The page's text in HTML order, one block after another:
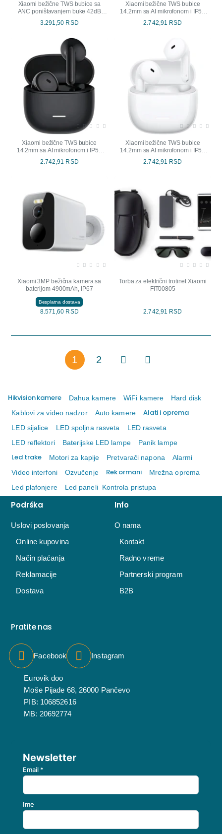
Xiaomi bežične TWS bubice sa
ANC poništavanjem buke 42dB
bele
3.291,50 RSD
Xiaomi bežične TWS bubice
14.2mm sa AI mikrofonom i IP54
plave
2.742,91 RSD
Xiaomi bežične TWS bubice
14.2mm sa AI mikrofonom i IP54
2.742,91 RSD
Xiaomi bežične TWS bubice
14.2mm sa AI mikrofonom i IP54
2.742,91 RSD
Xiaomi 3MP bežična kamera sa
baterijom 4900mAh, IP67
Besplatna dostava
8.571,60 RSD
Torba za električni trotinet Xiaomi
FIT00805
2.742,91 RSD
1 2
Hikvision kamere Dahua kamere WiFi kamere
Hard disk
Kablovi za video nadzor
Auto kamere Alati i oprema
LED sijalice LED spoljna rasveta
LED rasveta
LED reflektori
Baterijske LED lampe Panik lampe
Led trake Motori za kapije Pretvarači napona
Alarmi
Video interfoni
Ozvučenje Rek ormani
Mrežna oprema
Led plafonjere
Led paneli Kontrola pristupa
Podrška
Uslovi poslovanja
Online kupovina
Način plaćanja
Reklamacije
Dostava
Info
O nama
Kontakt
Radno vreme
Partnerski program
B2B
Pratite nas
Facebook Instagram
Eurovik doo
Moše Pijade 68, 26000 Pančevo
PIB: 106852616
MB: 20692774